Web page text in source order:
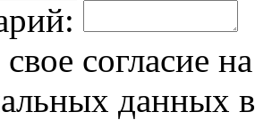
согласие
данных